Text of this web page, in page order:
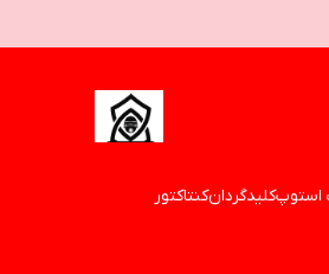
استوپکلیدگردانکنتاکتور